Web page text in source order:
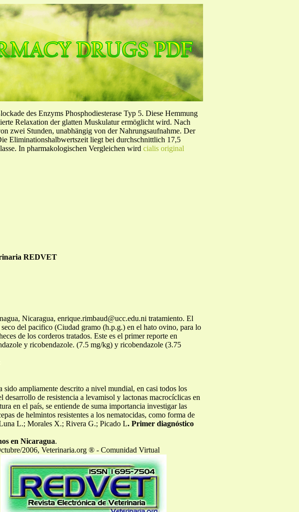
des Enzyms Phosphodiesterase Typ 5. Diese Hemmung
Relaxation der glatten Muskulatur ermöglicht wird. Nach
zwei Stunden, unabhängig von der Nahrungsaufnahme. Der
Eliminationshalbwertszeit liegt bei durchschnittlich 17,5
In pharmakologischen Vergleichen wird cialis original
REDVET
Nicaragua, enrique.rimbaud@ucc.edu.ni tratamiento. El
del pacifico (Ciudad gramo (h.p.g.) en el hato ovino, para lo
de los corderos tratados. Este es el primer reporte en
y ricobendazole. (7.5 mg/kg) y ricobendazole (3.75
ampliamente descrito a nivel mundial, en casi todos los
de resistencia a levamisol y lactonas macrocíclicas en
en el país, se entiende de suma importancia investigar las
de helmintos resistentes a los nematocidas, como forma de
L.; Morales X.; Rivera G.; Picado L. Primer diagnóstico
en Nicaragua.
2006, Veterinaria.org ® - Comunidad Virtual